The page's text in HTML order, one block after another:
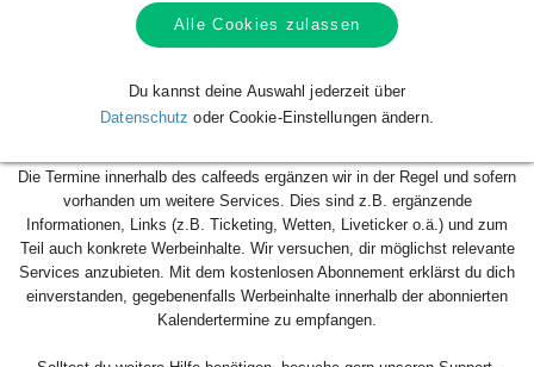
dem kostenlosen Abonnieren nie wieder etwas tun. Alle Termine einzeln
und mühsam einzutragen gehört also der Vergangenheit an. Los geht´s!
Das Abonnieren ist für dich völlig kostenlos und funktioniert mit allen
gängigen Kalendern. Klicke zum Abonnieren deines gewünschten
calfeeds einfach auf den Button 'Kalender abonnieren'.
Die Termine innerhalb des calfeeds ergänzen wir in der Regel und sofern
vorhanden um weitere Services. Dies sind z.B. ergänzende
Informationen, Links (z.B. Ticketing, Wetten, Liveticker o.ä.) und zum
Teil auch konkrete Werbeinhalte. Wir versuchen, dir möglichst relevante
Services anzubieten. Mit dem kostenlosen Abonnement erklärst du dich
einverstanden, gegebenenfalls Werbeinhalte innerhalb der abonnierten
Kalendertermine zu empfangen.
Alle Cookies zulassen
Du kannst deine Auswahl jederzeit über
Datenschutz oder Cookie-Einstellungen ändern.